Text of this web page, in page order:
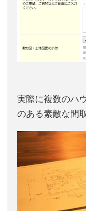
実際に複数のハ
のある素敵な間